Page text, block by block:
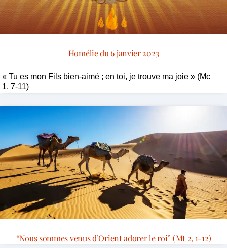
Homélie du 6 janvier 2023
« Tu es mon Fils bien-aimé ; en toi, je trouve ma joie » (Mc
1, 7-11)
“Nous sommes venus d’Orient adorer le roi” (Mt 2, 1-12)